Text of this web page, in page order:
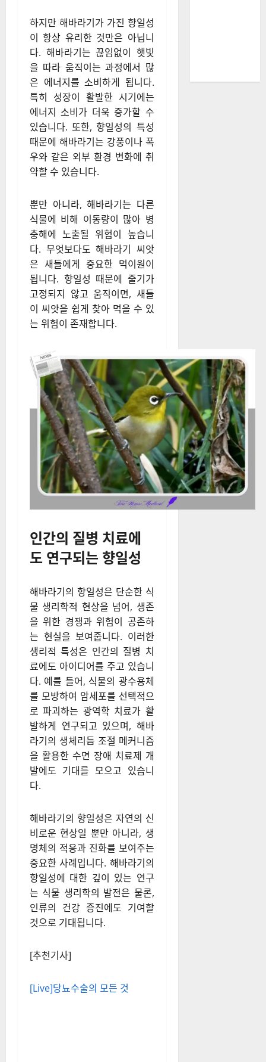
하지만 해바라기가 가진 향일성
이 항상 유리한 것만은 아닙니
다. 해바라기는 끊임없이 햇빛
을 따라 움직이는 과정에서 많
은 에너지를 소비하게 됩니다.
특히 성장이 활발한 시기에는
에너지 소비가 더욱 증가할 수
있습니다. 또한, 향일성의 특성
때문에 해바라기는 강풍이나 폭
우와 같은 외부 환경 변화에 취
약할 수 있습니다.
뿐만 아니라, 해바라기는 다른
식물에 비해 이동량이 많아 병
충해에 노출될 위험이 높습니
다. 무엇보다도 해바라기 씨앗
은 새들에게 중요한 먹이원이
됩니다. 향일성 때문에 줄기가
고정되지 않고 움직이면, 새들
이 씨앗을 쉽게 찾아 먹을 수 있
는 위험이 존재합니다.
인간의 질병 치료에
도 연구되는 향일성
해바라기의 향일성은 단순한 식
물 생리학적 현상을 넘어, 생존
을 위한 경쟁과 위험이 공존하
는 현실을 보여줍니다. 이러한
생리적 특성은 인간의 질병 치
료에도 아이디어를 주고 있습니
다. 예를 들어, 식물의 광수용체
를 모방하여 암세포를 선택적으
로 파괴하는 광역학 치료가 활
발하게 연구되고 있으며, 해바
라기의 생체리듬 조절 메커니즘
을 활용한 수면 장애 치료제 개
발에도 기대를 모으고 있습니
다.
해바라기의 향일성은 자연의 신
비로운 현상일 뿐만 아니라, 생
명체의 적응과 진화를 보여주는
중요한 사례입니다. 해바라기의
향일성에 대한 깊이 있는 연구
는 식물 생리학의 발전은 물론,
인류의 건강 증진에도 기여할
것으로 기대됩니다.
[추천기사]
[Live]당뇨수술의 모든 것